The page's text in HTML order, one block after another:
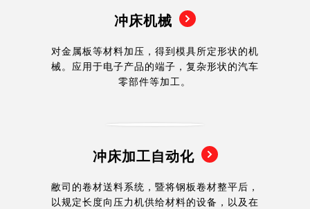
冲床机械
对金属板等材料加压，得到模具所定形状的机
械。应用于电子产品的端子，复杂形状的汽车
零部件等加工。
冲床加工自动化
敝司的卷材送料系统，暨将钢板卷材整平后，
以规定长度向压力机供给材料的设备，以及在